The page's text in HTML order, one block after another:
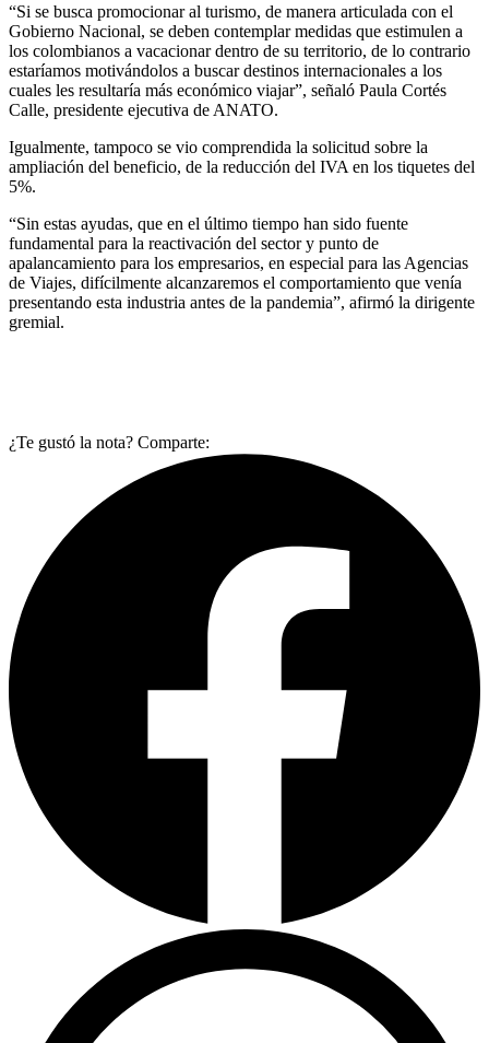
“Si se busca promocionar al turismo, de manera articulada con el
Gobierno Nacional, se deben contemplar medidas que estimulen a
los colombianos a vacacionar dentro de su territorio, de lo contrario
estaríamos motivándolos a buscar destinos internacionales a los
cuales les resultaría más económico viajar”, señaló Paula Cortés
Calle, presidente ejecutiva de ANATO.
Igualmente, tampoco se vio comprendida la solicitud sobre la
ampliación del beneficio, de la reducción del IVA en los tiquetes del
5%.
“Sin estas ayudas, que en el último tiempo han sido fuente
fundamental para la reactivación del sector y punto de
apalancamiento para los empresarios, en especial para las Agencias
de Viajes, difícilmente alcanzaremos el comportamiento que venía
presentando esta industria antes de la pandemia”, afirmó la dirigente
gremial.
¿Te gustó la nota? Comparte: